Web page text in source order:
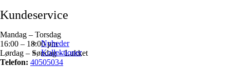
Nyheder
Kollektioner
Kundeservice
Mandag – Torsdag
16:00 – 18:00 pm
Lørdag – Søndag – Lukket
Telefon: 40505034